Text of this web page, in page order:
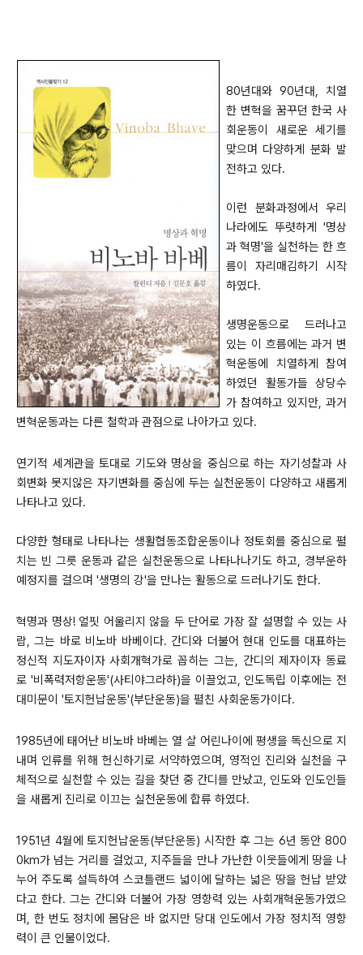
80년대와 90년대, 치열
한 변혁을 꿈꾸던 한국 사
회운동이 새로운 세기를
맞으며 다양하게 분화 발
전하고 있다.
이런 분화과정에서 우리
나라에도 뚜렷하게 '명상
과 혁명'을 실천하는 한 흐
름이 자리매김하기 시작
하였다.
생명운동으로 드러나고
있는 이 흐름에는 과거 변
혁운동에 치열하게 참여
하였던 활동가들 상당수
가 참여하고 있지만, 과거
변혁운동과는 다른 철학과 관점으로 나아가고 있다.
연기적 세계관을 토대로 기도와 명상을 중심으로 하는 자기성찰과 사
회변화 못지않은 자기변화를 중심에 두는 실천운동이 다양하고 새롭게
나타나고 있다.
다양한 형태로 나타나는 생활협동조합운동이나 정토회를 중심으로 펼
치는 빈 그릇 운동과 같은 실천운동으로 나타나나기도 하고, 경부운하
예정지를 걸으며 '생명의 강'을 만나는 활동으로 드러나기도 한다.
혁명과 명상! 얼핏 어울리지 않을 두 단어로 가장 잘 설명할 수 있는 사
람, 그는 바로 비노바 바베이다. 간디와 더불어 현대 인도를 대표하는
정신적 지도자이자 사회개혁가로 꼽히는 그는, 간디의 제자이자 동료
로 '비폭력저항운동'(사티야그라하)을 이끌었고, 인도독립 이후에는 전
대미문이 '토지헌납운동'(부단운동)을 펼친 사회운동가이다.
1985년에 태어난 비노바 바베는 열 살 어린나이에 평생을 독신으로 지
내며 인류를 위해 헌신하기로 서약하였으며, 영적인 진리와 실천을 구
체적으로 실천할 수 있는 길을 찾던 중 간디를 만났고, 인도와 인도인들
을 새롭게 진리로 이끄는 실천운동에 합류 하였다.
1951년 4월에 토지헌납운동(부단운동) 시작한 후 그는 6년 동안 800
0km가 넘는 거리를 걸었고, 지주들을 만나 가난한 이웃들에게 땅을 나
누어 주도록 설득하여 스코틀랜드 넓이에 달하는 넓은 땅을 헌납 받았
다고 한다. 그는 간디와 더불어 가장 영향력 있는 사회개혁운동가였으
며, 한 번도 정치에 몸담은 바 없지만 당대 인도에서 가장 정치적 영향
력이 큰 인물이었다.